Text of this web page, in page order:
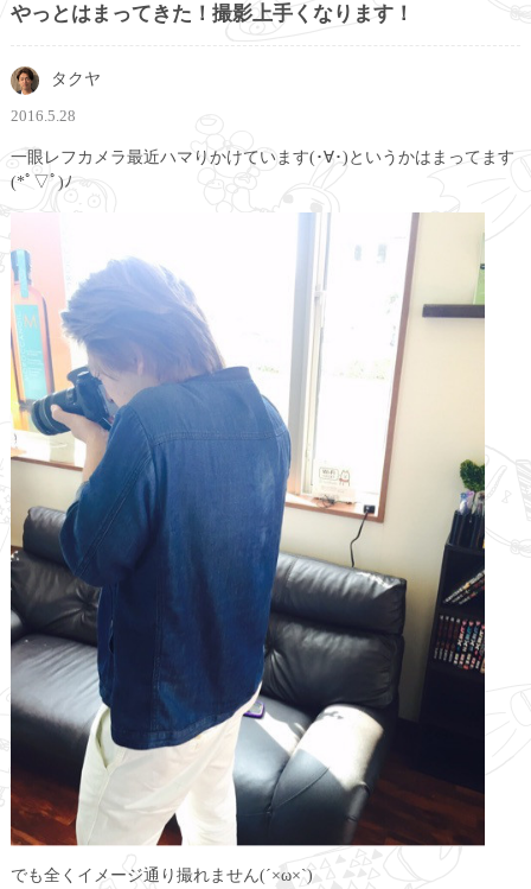
やっとはまってきた！撮影上手くなります！
タクヤ
2016.5.28
一眼レフカメラ最近ハマりかけています(･∀･)というかはまってます
(*ﾟ▽ﾟ)ﾉ
でも全くイメージ通り撮れません(´×ω×`)